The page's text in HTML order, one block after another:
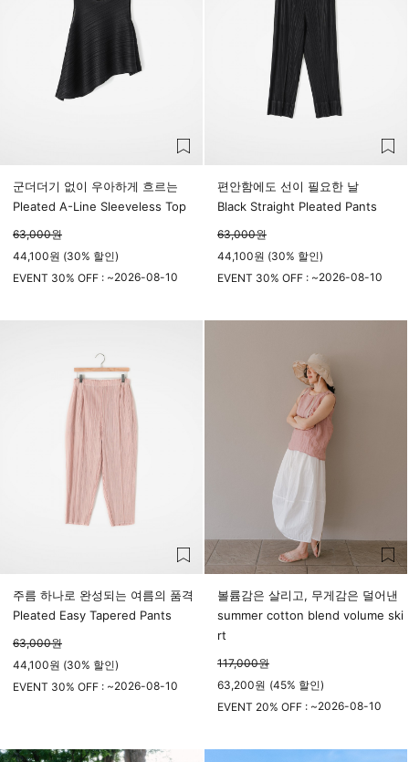
군더더기 없이 우아하게 흐르는
Pleated A-Line Sleeveless Top
63,000원
44,100원 (30% 할인)
EVENT 30% OFF : ~2026-08-10
편안함에도 선이 필요한 날
Black Straight Pleated Pants
63,000원
44,100원 (30% 할인)
EVENT 30% OFF : ~2026-08-10
주름 하나로 완성되는 여름의 품격
Pleated Easy Tapered Pants
63,000원
44,100원 (30% 할인)
EVENT 30% OFF : ~2026-08-10
볼륨감은 살리고, 무게감은 덜어낸
summer cotton blend volume ski
rt
117,000원
63,200원 (45% 할인)
EVENT 20% OFF : ~2026-08-10